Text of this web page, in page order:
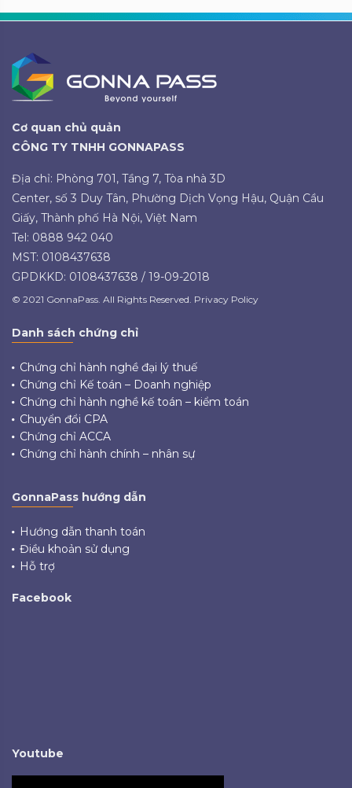
Cơ quan chủ quản
CÔNG TY TNHH GONNAPASS
Địa chỉ: Phòng 701, Tầng 7, Tòa nhà 3D
Center, số 3 Duy Tân, Phường Dịch Vọng Hậu, Quận Cầu
Giấy, Thành phố Hà Nội, Việt Nam
Tel: 0888 942 040
MST: 0108437638
GPDKKD: 0108437638 / 19-09-2018
© 2021 GonnaPass. All Rights Reserved. Privacy Policy
Danh sách chứng chỉ
Chứng chỉ hành nghề đại lý thuế
Chứng chỉ Kế toán – Doanh nghiệp
Chứng chỉ hành nghề kế toán – kiểm toán
Chuyển đổi CPA
Chứng chỉ ACCA
Chứng chỉ hành chính – nhân sự
GonnaPass hướng dẫn
Hướng dẫn thanh toán
Điều khoản sử dụng
Hỗ trợ
Facebook
Youtube